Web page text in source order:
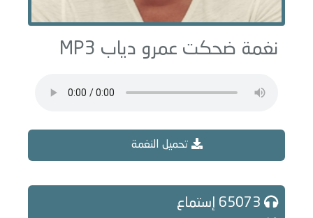
نغمة ضحكت عمرو دياب MP3
تحميل النغمة